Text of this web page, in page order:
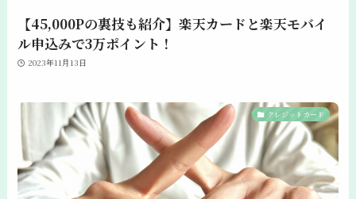
【45,000Pの裏技も紹介】楽天カードと楽天モバイ
ル申込みで3万ポイント！
2023年11月13日
クレジットカード